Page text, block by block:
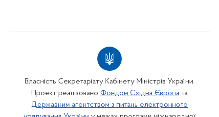
Власність Секретаріату Кабінету Міністрів України.
Проект реалізовано Фондом Східна Європа та
Державним агентством з питань електронного